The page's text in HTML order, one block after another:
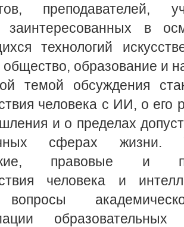
преподавателей,
заинтересованных в
технологий
общество, образование и
темой обсуждения
человека с ИИ, о
и о пределах
сферах жизни.
правовые и
человека и